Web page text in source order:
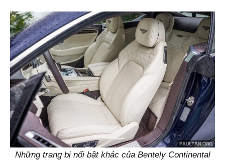
Những trang bị nổi bật khác của Bentely Continental